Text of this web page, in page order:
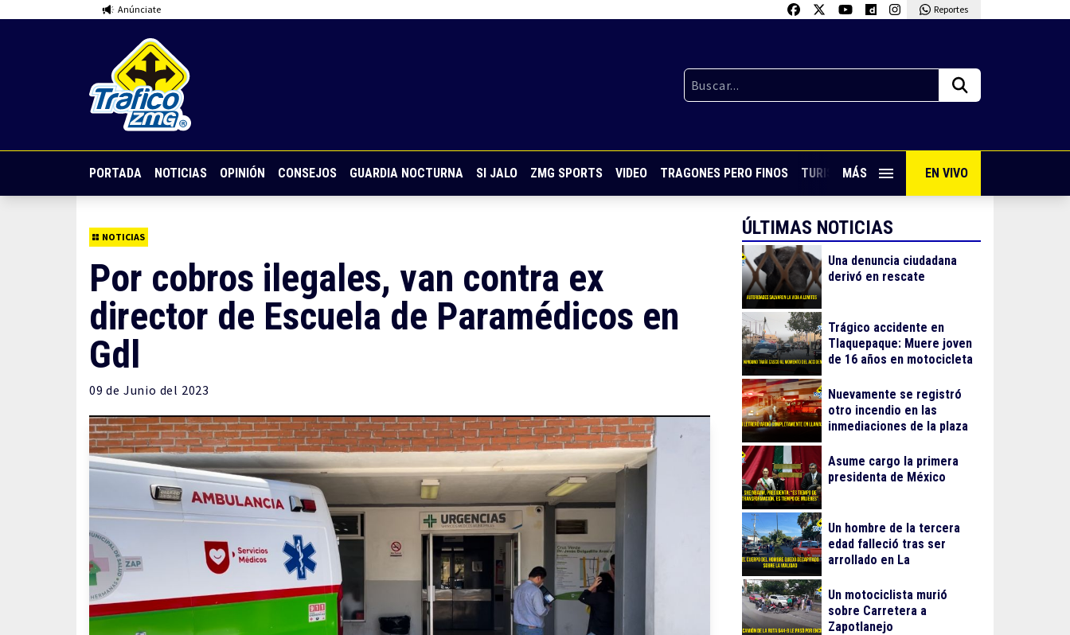
Anúnciate Reportes
PORTADA NOTICIAS OPINIÓN CONSEJOS GUARDIA NOCTURNA SI JALO ZMG SPORTS VIDEO TRAGONES PERO FINOS TURISMO CON SABOR VIVE PUERTO VALLARTA
MÁS EN VIVO
NOTICIAS
Por cobros ilegales, van contra ex
director de Escuela de Paramédicos en
Gdl
09 de Junio del 2023
ÚLTIMAS NOTICIAS
Una denuncia ciudadana
derivó en rescate
Trágico accidente en
Tlaquepaque: Muere joven
de 16 años en motocicleta
Nuevamente se registró
otro incendio en las
inmediaciones de la plaza
Asume cargo la primera
presidenta de México
Un hombre de la tercera
edad falleció tras ser
arrollado en La
Un motociclista murió
sobre Carretera a
Zapotlanejo